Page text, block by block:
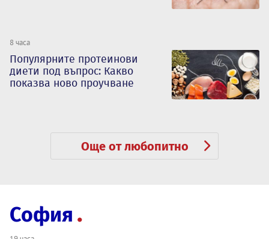
8 часа
Популярните протеинови
диети под въпрос: Какво
показва ново проучване
Още от любопитно
София